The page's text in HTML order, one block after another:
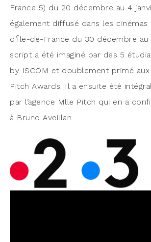
France 5) du 20 décembre au 4
éga­le­ment dif­fu­sé dans les ciné­mas
d’Île-de-France du 30 décembre au
script a été ima­gi­né par des 5
by ISCOM et dou­ble­ment pri­mé
Pitch Awards. Il a ensuite été
par l’agence Mlle Pitch qui en a
à Bru­no Aveillan.